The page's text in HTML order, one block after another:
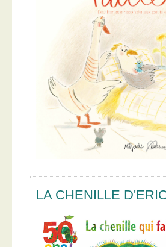
LA CHENILLE